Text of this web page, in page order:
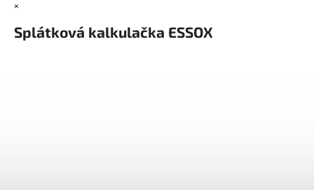
×
Splátková kalkulačka ESSOX